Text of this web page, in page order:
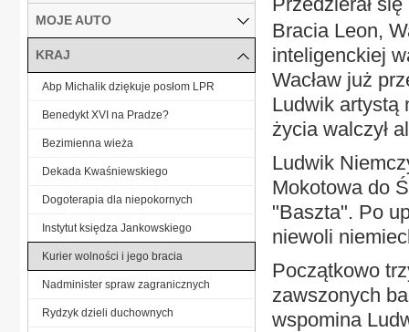
Bracia Leon,
inteligenckiej
Wacław już
Ludwik artystą
życia walczył
Ludwik
Mokotowa do
"Baszta". Po
niewoli
Początkowo
zawszonych
wspomina
MOJE AUTO
KRAJ
Abp Michalik dziękuje posłom LPR
Benedykt XVI na Pradze?
Bezimienna wieża
Dekada Kwaśniewskiego
Dogoterapia dla niepokornych
Instytut księdza Jankowskiego
Kurier wolności i jego bracia
Nadminister spraw zagranicznych
Rydzyk dzieli duchownych